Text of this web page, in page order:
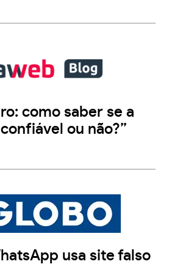
como saber se a
ou não?”
usa site falso